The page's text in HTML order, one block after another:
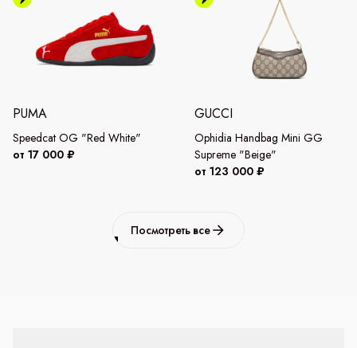
PUMA
Speedcat OG "Red White"
от 17 000 ₽
GUCCI
Ophidia Handbag Mini GG
Supreme "Beige"
от 123 000 ₽
Посмотреть все